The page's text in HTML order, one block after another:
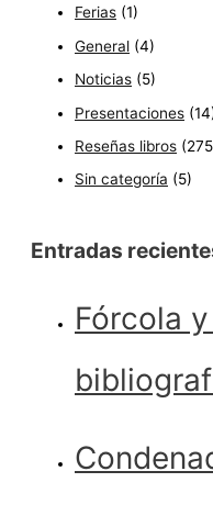
Ferias (1)
General (4)
Noticias (5)
Presentaciones
Reseñas libros
Sin categoría (5)
Entradas
Fórcola